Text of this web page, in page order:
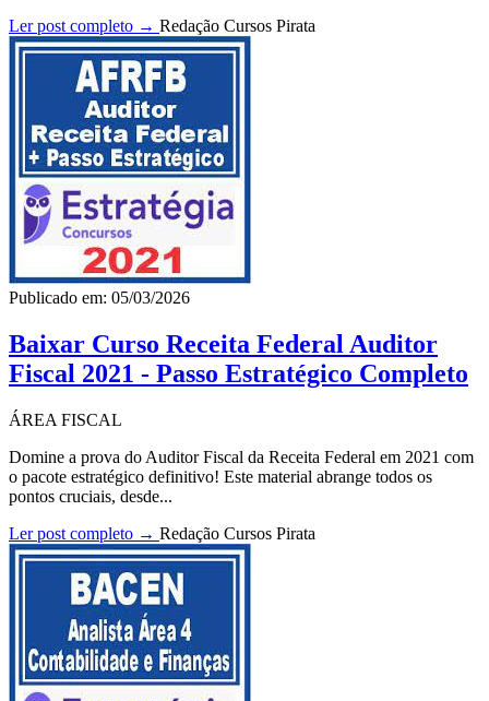
Ler post completo → Redação Cursos Pirata
Publicado em: 05/03/2026
Baixar Curso Receita Federal Auditor
Fiscal 2021 - Passo Estratégico Completo
ÁREA FISCAL
Domine a prova do Auditor Fiscal da Receita Federal em 2021 com
o pacote estratégico definitivo! Este material abrange todos os
pontos cruciais, desde...
Ler post completo → Redação Cursos Pirata